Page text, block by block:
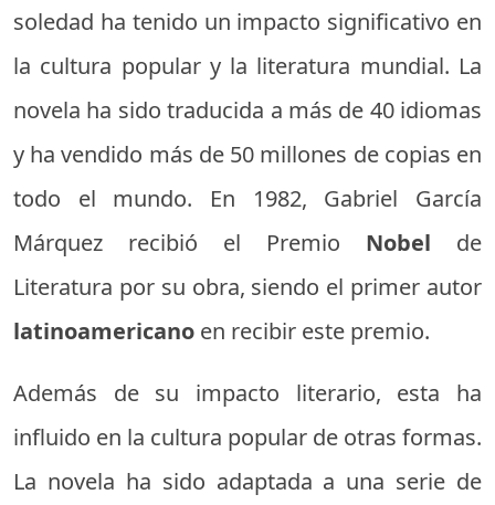
soledad ha tenido un impacto significativo en
la cultura popular y la literatura mundial. La
novela ha sido traducida a más de 40 idiomas
y ha vendido más de 50 millones de copias en
todo el mundo. En 1982, Gabriel García
Márquez recibió el Premio Nobel de
Literatura por su obra, siendo el primer autor
latinoamericano en recibir este premio.
Además de su impacto literario, esta ha
influido en la cultura popular de otras formas.
La novela ha sido adaptada a una serie de